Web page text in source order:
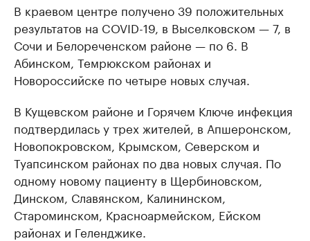
В краевом центре получено 39 положительных
результатов на COVID-19, в Выселковском — 7, в
Сочи и Белореченском районе — по 6. В
Абинском, Темрюкском районах и
Новороссийске по четыре новых случая.
В Кущевском районе и Горячем Ключе инфекция
подтвердилась у трех жителей, в Апшеронском,
Новопокровском, Крымском, Северском и
Туапсинском районах по два новых случая. По
одному новому пациенту в Щербиновском,
Динском, Славянском, Калининском,
Староминском, Красноармейском, Ейском
районах и Геленджике.